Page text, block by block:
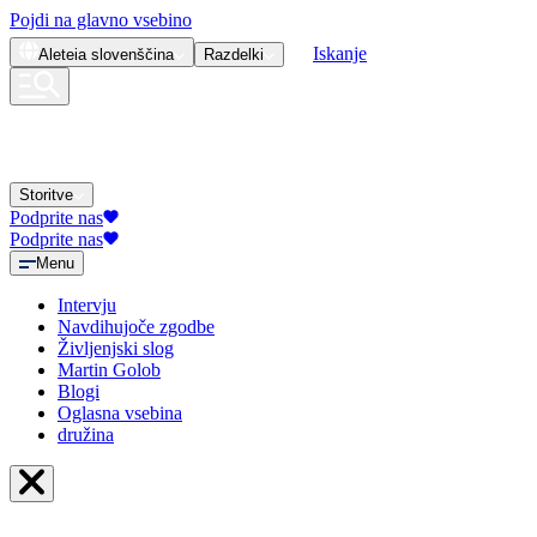
Pojdi na glavno vsebino
Aleteia slovenščina Razdelki Iskanje
Storitve
Podprite nas
Podprite nas
Menu
Intervju
Navdihujoče zgodbe
Življenjski slog
Martin Golob
Blogi
Oglasna vsebina
družina